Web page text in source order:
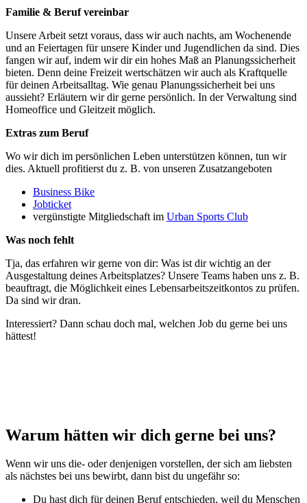
Familie & Beruf vereinbar
Unsere Arbeit setzt voraus, dass wir auch nachts, am Wochenende
und an Feiertagen für unsere Kinder und Jugendlichen da sind. Dies
fangen wir auf, indem wir dir ein hohes Maß an Planungssicherheit
bieten. Denn deine Freizeit wertschätzen wir auch als Kraftquelle
für deinen Arbeitsalltag. Wie genau Planungssicherheit bei uns
aussieht? Erläutern wir dir gerne persönlich. In der Verwaltung sind
Homeoffice und Gleitzeit möglich.
Extras zum Beruf
Wo wir dich im persönlichen Leben unterstützen können, tun wir
dies. Aktuell profitierst du z. B. von unseren Zusatzangeboten
Business Bike
Jobticket
vergünstigte Mitgliedschaft im Urban Sports Club
Was noch fehlt
Tja, das erfahren wir gerne von dir: Was ist dir wichtig an der
Ausgestaltung deines Arbeitsplatzes? Unsere Teams haben uns z. B.
beauftragt, die Möglichkeit eines Lebensarbeitszeitkontos zu prüfen.
Da sind wir dran.
Interessiert? Dann schau doch mal, welchen Job du gerne bei uns
hättest!
Warum hätten wir dich gerne bei uns?
Wenn wir uns die- oder denjenigen vorstellen, der sich am liebsten
als nächstes bei uns bewirbt, dann bist du ungefähr so:
Du hast dich für deinen Beruf entschieden, weil du Menschen